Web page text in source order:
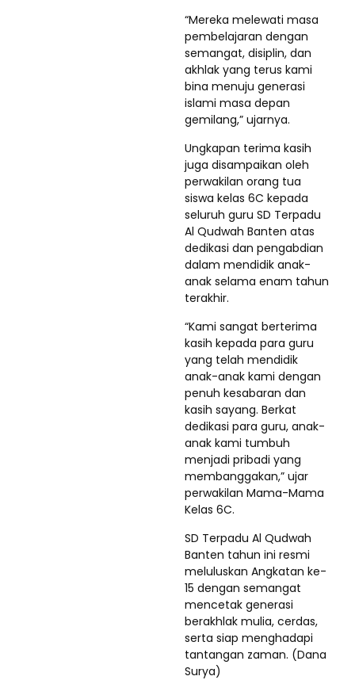
“Mereka melewati masa
pembelajaran dengan
semangat, disiplin, dan
akhlak yang terus kami
bina menuju generasi
islami masa depan
gemilang,” ujarnya.
Ungkapan terima kasih
juga disampaikan oleh
perwakilan orang tua
siswa kelas 6C kepada
seluruh guru SD Terpadu
Al Qudwah Banten atas
dedikasi dan pengabdian
dalam mendidik anak-
anak selama enam tahun
terakhir.
“Kami sangat berterima
kasih kepada para guru
yang telah mendidik
anak-anak kami dengan
penuh kesabaran dan
kasih sayang. Berkat
dedikasi para guru, anak-
anak kami tumbuh
menjadi pribadi yang
membanggakan,” ujar
perwakilan Mama-Mama
Kelas 6C.
SD Terpadu Al Qudwah
Banten tahun ini resmi
meluluskan Angkatan ke-
15 dengan semangat
mencetak generasi
berakhlak mulia, cerdas,
serta siap menghadapi
tantangan zaman. (Dana
Surya)